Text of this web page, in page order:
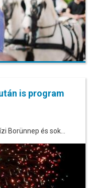
is program
Borünnep és sok…